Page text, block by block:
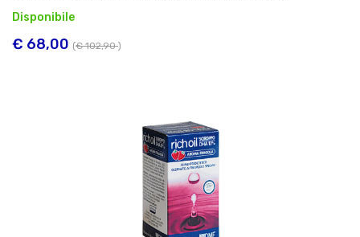
Disponibile
€ 68,00 (€ 102,90)